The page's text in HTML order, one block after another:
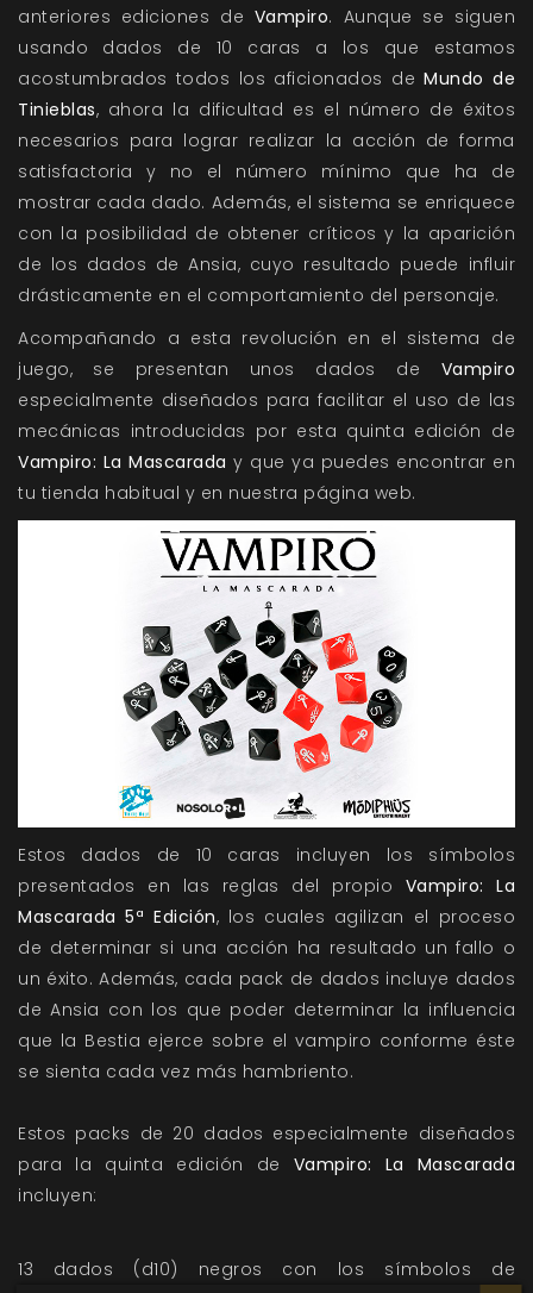
anteriores ediciones de Vampiro. Aunque se siguen
usando dados de 10 caras a los que estamos
acostumbrados todos los aficionados deMundo de
Tinieblas, ahora la dificultad es el número de éxitos
necesarios para lograr realizar la acción de forma
satisfactoria y no el número mínimo que ha de
mostrar cada dado. Además, el sistema se enriquece
con la posibilidad de obtener críticos y la aparición
de los dados de Ansia, cuyo resultado puede influir
drásticamente en el comportamiento del personaje.
Acompañando a esta revolución en el sistema de
juego, se presentan unos dados de Vampiro
especialmente diseñados para facilitar el uso de las
mecánicas introducidas por esta quinta edición de
Vampiro: La Mascarada y que ya puedes encontrar en
tu tienda habitual y en nuestra página web.
Estos dados de 10 caras incluyen los símbolos
presentados en las reglas del propio Vampiro: La
Mascarada 5ª Edición, los cuales agilizan el proceso
de determinar si una acción ha resultado un fallo o
un éxito. Además, cada pack de dados incluye dados
de Ansia con los que poder determinar la influencia
que la Bestia ejerce sobre el vampiro conforme éste
se sienta cada vez más hambriento.
Estos packs de 20 dados especialmente diseñados
para la quinta edición de Vampiro: La Mascarada
incluyen:
13 dados (d10) negros con los símbolos de